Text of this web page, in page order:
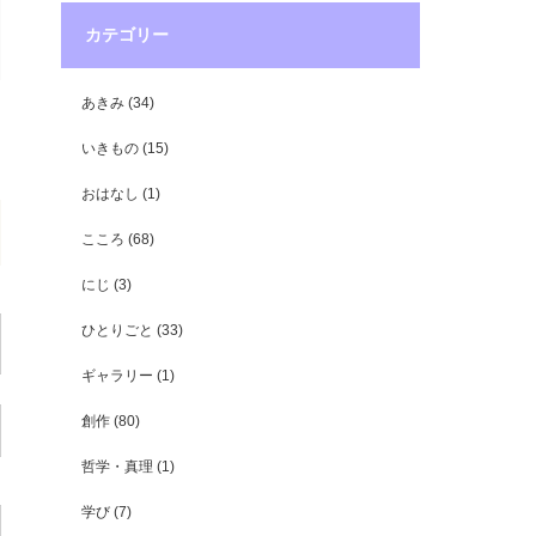
カテゴリー
あきみ (34)
いきもの (15)
おはなし (1)
こころ (68)
にじ (3)
ひとりごと (33)
ギャラリー (1)
創作 (80)
哲学・真理 (1)
学び (7)